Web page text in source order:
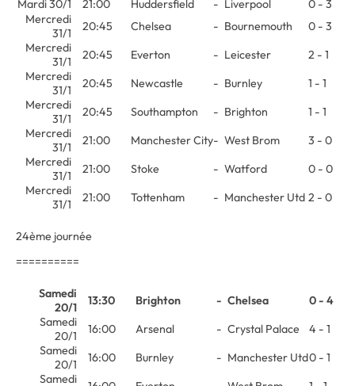
Mardi 30/1
21:00 Huddersfield - Liverpool
0 - 3
Mercredi
31/1
20:45 Chelsea - Bournemouth
0 - 3
Mercredi
31/1
20:45 Everton - Leicester
2 - 1
Mercredi
31/1
20:45 Newcastle - Burnley
1 - 1
Mercredi
31/1
20:45 Southampton - Brighton
1 - 1
Mercredi
31/1
21:00 Manchester City- West Brom
3 - 0
Mercredi
31/1
21:00 Stoke - Watford
0 - 0
Mercredi
31/1
21:00 Tottenham - Manchester Utd 2 - 0
24ème journée
==========
Samedi
20/1
13:30 Brighton - Chelsea
0 - 4
Samedi
20/1
16:00 Arsenal - Crystal Palace
4 - 1
Samedi
20/1
16:00 Burnley - Manchester Utd0 - 1
Samedi